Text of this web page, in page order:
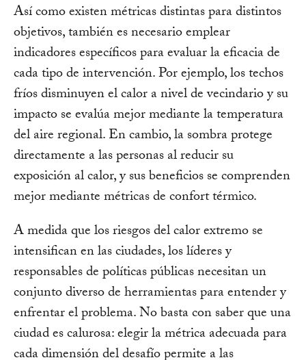
Así como existen métricas distintas para distintos
objetivos, también es necesario emplear
indicadores específicos para evaluar la eficacia de
cada tipo de intervención. Por ejemplo, los techos
fríos disminuyen el calor a nivel de vecindario y su
impacto se evalúa mejor mediante la temperatura
del aire regional. En cambio, la sombra protege
directamente a las personas al reducir su
exposición al calor, y sus beneficios se comprenden
mejor mediante métricas de confort térmico.
A medida que los riesgos del calor extremo se
intensifican en las ciudades, los líderes y
responsables de políticas públicas necesitan un
conjunto diverso de herramientas para entender y
enfrentar el problema. No basta con saber que una
ciudad es calurosa: elegir la métrica adecuada para
cada dimensión del desafío permite a las